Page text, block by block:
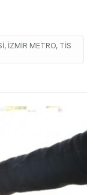
İZMIR METRO, TİS